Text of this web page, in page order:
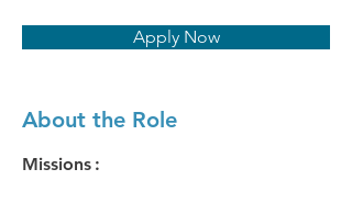
Apply Now
About the Role
Missions :